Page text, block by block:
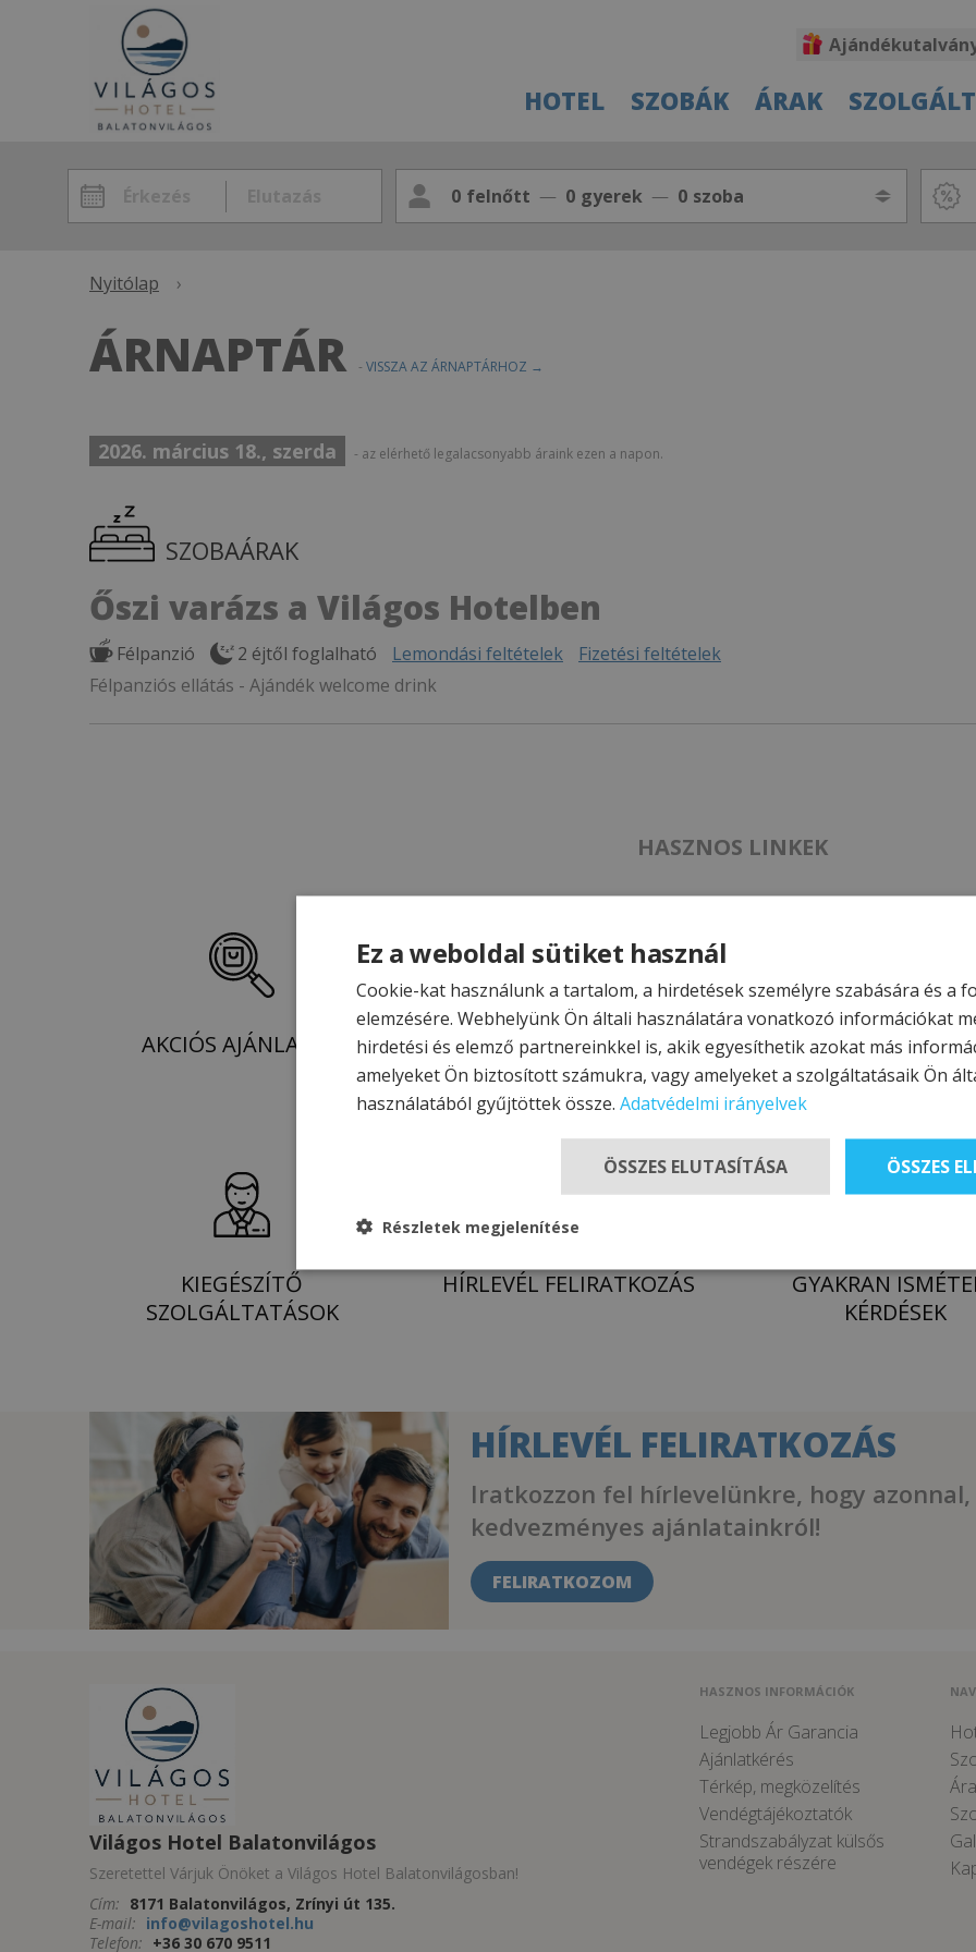
HOTEL SZOBÁK ÁRAK
0 felnőtt 0 gyerek 0 szoba
Nyitólap ›
ÁRNAPTÁR - VISSZA AZ ÁRNAPTÁRHOZ →
2026. március 18., szerda - az elérhető legalacsonyabb áraink ezen a napon.
SZOBAÁRAK
Őszi varázs a Világos Hotelben
Félpanzió 2 éjtől foglalható Lemondási feltételek
Fizetési feltételek
Félpanziós ellátás - Ajándék welcome drink
HASZNOS LINKEK
AKCIÓS AJÁNLATOK FOGLALÁS AJÁNLATKÉRÉS
KIEGÉSZÍTŐ
SZOLGÁLTATÁSOK
HÍRLEVÉL FELIRATKOZÁS
GYAKRAN
KÉRDÉSEK
HÍRLEVÉL FELIRATKOZÁS
Iratkozzon fel hírlevelünkre, hogy
kedvezményes ajánlatainkról!
FELIRATKOZOM
Világos Hotel Balatonvilágos
Szeretettel Várjuk Önöket a Világos Hotel Balatonvilágosban!
Cím: 8171 Balatonvilágos, Zrínyi út 135.
E-mail: info@vilagoshotel.hu
Telefon: +36 30 670 9511
HASZNOS INFORMÁCIÓK
Legjobb Ár Garancia
Ajánlatkérés
Térkép, megközelítés
Vendégtájékoztatók
Strandszabályzat külsős
vendégek részére
Ez a weboldal sütiket használ
Cookie-kat használunk a tartalom, a hirdetések személyre szabására és a
elemzésére. Webhelyünk Ön általi használatára vonatkozó információkat
hirdetési és elemző partnereinkkel is, akik egyesíthetik azokat más
amelyeket Ön biztosított számukra, vagy amelyeket a szolgáltatásaik Ön
használatából gyűjtöttek össze. Adatvédelmi irányelvek
ÖSSZES
ÖSSZES ELUTASÍTÁSA
Részletek megjelenítése